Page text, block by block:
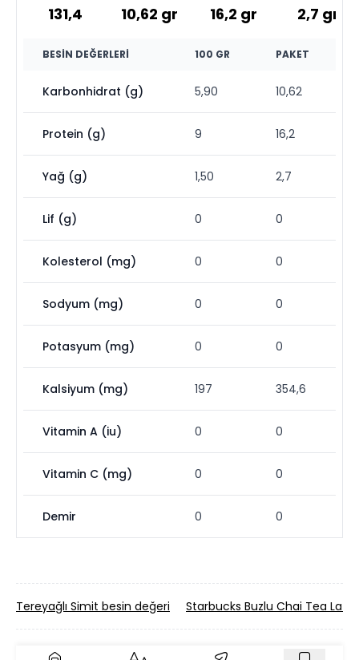
131,4 10,62 gr 16,2 gr 2,7 gr
BESIN DEĞERLERI 100 GR PAKET
Karbonhidrat (g) 5,90 10,62
Protein (g) 9 16,2
Yağ (g) 1,50 2,7
Lif (g) 0 0
Kolesterol (mg) 0 0
Sodyum (mg) 0 0
Potasyum (mg) 0 0
Kalsiyum (mg) 197 354,6
Vitamin A (iu) 0 0
Vitamin C (mg) 0 0
Demir 0 0
Tereyağlı Simit besin değeri Starbucks Buzlu Chai Tea